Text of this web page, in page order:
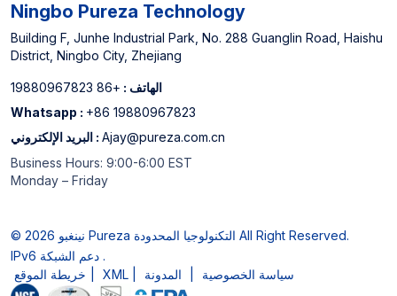
Ningbo Pureza Technology
Building F, Junhe Industrial Park, No. 288 Guanglin Road, Haishu
District, Ningbo City, Zhejiang
الهاتف : +86 19880967823
Whatsapp : +86 19880967823
البريد الإلكتروني : Ajay@pureza.com.cn
Business Hours: 9:00-6:00 EST
Monday – Friday
© 2026 نينغبو Pureza التكنولوجيا المحدودة All Right Reserved.
IPv6 دعم الشبكة .
خريطة الموقع
XML المدونة سياسة الخصوصية